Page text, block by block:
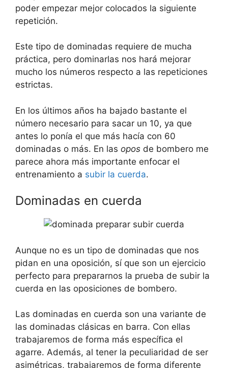
poder empezar mejor colocados la siguiente
repetición.
Este tipo de dominadas requiere de mucha
práctica, pero dominarlas nos hará mejorar
mucho los números respecto a las repeticiones
estrictas.
En los últimos años ha bajado bastante el
número necesario para sacar un 10, ya que
antes lo ponía el que más hacía con 60
dominadas o más. En las opos de bombero me
parece ahora más importante enfocar el
entrenamiento a subir la cuerda.
Dominadas en cuerda
Aunque no es un tipo de dominadas que nos
pidan en una oposición, sí que son un ejercicio
perfecto para prepararnos la prueba de subir la
cuerda en las oposiciones de bombero.
Las dominadas en cuerda son una variante de
las dominadas clásicas en barra. Con ellas
trabajaremos de forma más específica el
agarre. Además, al tener la peculiaridad de ser
asimétricas, trabajaremos de forma diferente